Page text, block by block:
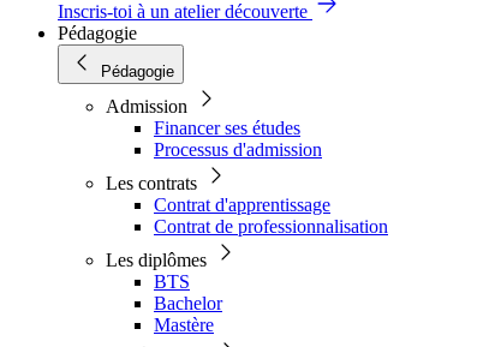
Inscris-toi à un atelier découverte
Pédagogie
Pédagogie
Admission
Financer ses études
Processus d'admission
Les contrats
Contrat d'apprentissage
Contrat de professionnalisation
Les diplômes
BTS
Bachelor
Mastère